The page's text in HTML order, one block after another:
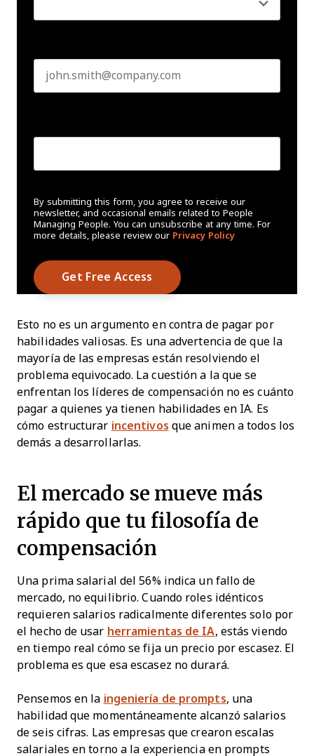
By submitting this form, you agree to receive our
newsletter, and occasional emails related to People
Managing People. You can unsubscribe at any time. For
more details, please review our Privacy Policy
Esto no es un argumento en contra de pagar por
habilidades valiosas. Es una advertencia de que la
mayoría de las empresas están resolviendo el
problema equivocado. La cuestión a la que se
enfrentan los líderes de compensación no es cuánto
pagar a quienes ya tienen habilidades en IA. Es
cómo estructurar incentivos que animen a todos los
demás a desarrollarlas.
El mercado se mueve más
rápido que tu filosofía de
compensación
Una prima salarial del 56% indica un fallo de
mercado, no equilibrio. Cuando roles idénticos
requieren salarios radicalmente diferentes solo por
el hecho de usar herramientas de IA, estás viendo
en tiempo real cómo se fija un precio por escasez. El
problema es que esa escasez no durará.
Pensemos en la ingeniería de prompts, una
habilidad que momentáneamente alcanzó salarios
de seis cifras. Las empresas que crearon escalas
salariales en torno a la experiencia en prompts